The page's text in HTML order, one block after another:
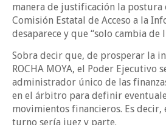
manera de justificación la postura
Comisión Estatal de Acceso a la
desaparece y que “solo cambia de
Sobra decir que, de prosperar la
ROCHA MOYA, el Poder Ejecutivo
administrador único de las
en el árbitro para definir
movimientos financieros. Es decir,
turno sería juez y parte.